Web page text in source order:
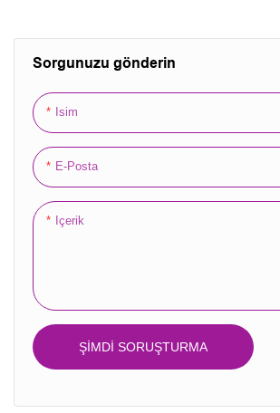
Sorgunuzu gönderin
Isim
E-Posta
Içerik
ŞIMDI SORUŞTURMA
Su Geçirmez Kağıt Yüksek
Kalite